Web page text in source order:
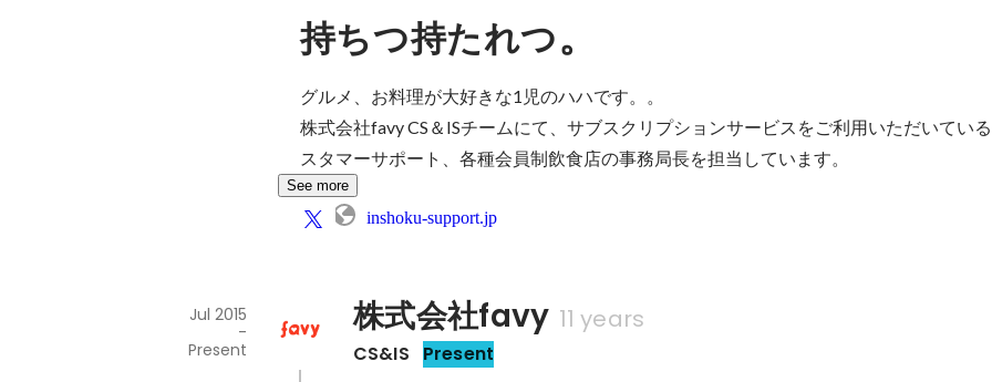
持ちつ持たれつ。
グルメ、お料理が大好きな1児のハハです。。
株式会社favy CS＆ISチームにて、サブスクリプションサービスをご利用いただいてい
スタマーサポート、各種会員制飲食店の事務局長を担当しています。
See more
inshoku-support.jp
株式会社favy 11 years
CS&IS Present
Jul 2015
-
Present